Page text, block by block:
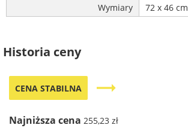
Wymiary
72 x 46 cm
Historia ceny
CENA STABILNA trending_flat
Najniższa cena 255,23 zł